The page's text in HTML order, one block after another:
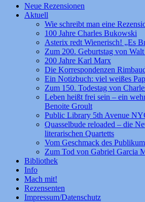
Zum
Inhalt
Neue Rezensionen
Aktuell
Wie schreibt man eine
100 Jahre Charles Bukowski
Asterix redt Wienerisch! „Es
Zum 200. Geburtstag von
200 Jahre Karl Marx
Die Korrespondenzen
Ein Notizbuch: viel weißes
Zum 150. Todestag von
Leben heißt frei sein – ein
Benoite Groult
Public Library 5th Avenue
Quasselbude reloaded – die
literarischen Quartetts
Vom Geschmack des
Zum Tod von Gabriel Garcia
Bibliothek
Info
Mach mit!
Rezensenten
Impressum/Datenschutz